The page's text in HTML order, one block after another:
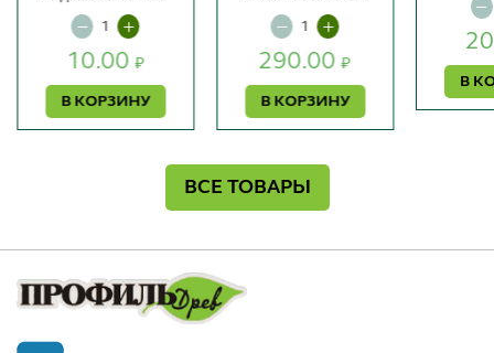
10.00₽
В КОРЗИНУ
290.00₽
В КОРЗИНУ
В
ВСЕ ТОВАРЫ